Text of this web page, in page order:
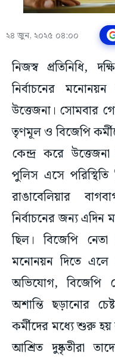
২৪ জুন, ২০২৫ ০৪:০০
নিজস্ব প্রতিনিধি,
নির্বাচনের
উত্তেজনা। সোমবার
তৃণমূল ও বিজেপি
কেন্দ্র করে
পুলিস এসে পরিস্থিতি
রাঙাবেলিয়ার
নির্বাচনের জন্য এদিন
ছিল। বিজেপি নেতা
মনোনয়ন দিতে
অভিযোগ, বিজেপি
অশান্তি ছড়ানোর
কর্মীদের মধ্যে শুরু
আশ্রিত দুষ্কৃতীরা